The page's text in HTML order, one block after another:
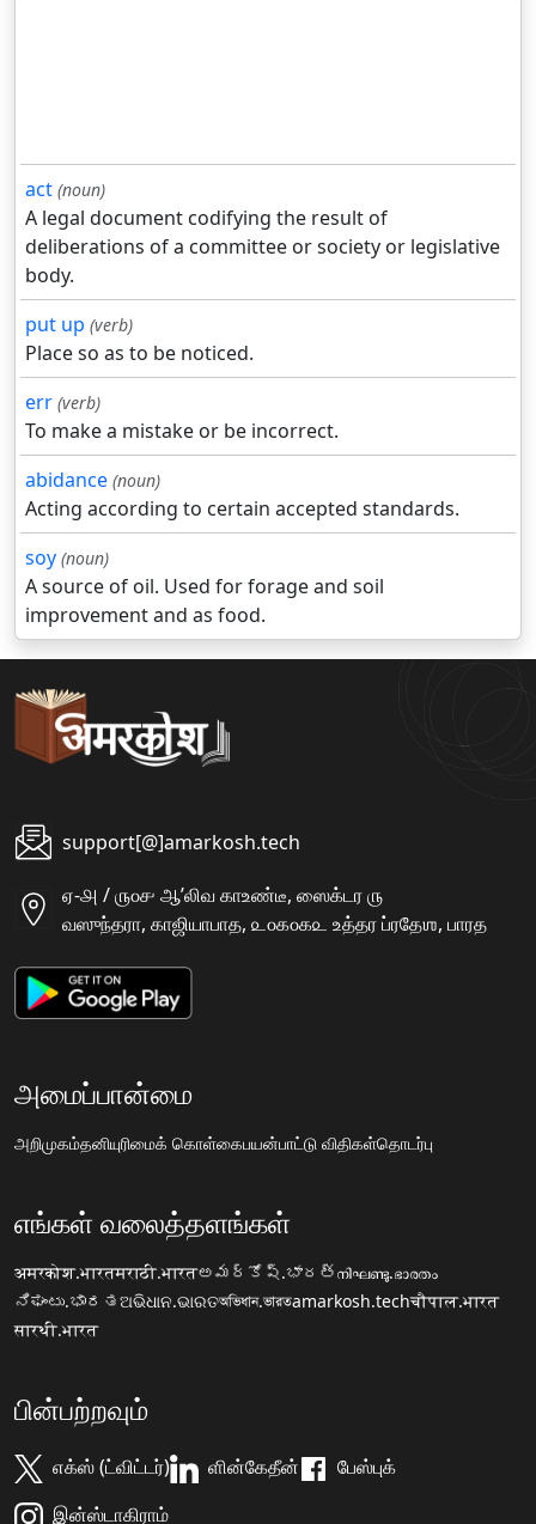
act (noun)
A legal document codifying the result of
deliberations of a committee or society or legislative
body.
put up (verb)
Place so as to be noticed.
err (verb)
To make a mistake or be incorrect.
abidance (noun)
Acting according to certain accepted standards.
soy (noun)
A source of oil. Used for forage and soil
improvement and as food.
support[@]amarkosh.tech
ஏ-௮ / ௫௦௪ ஆʼலிவ காஉண்டீ, ஸைக்டர ௫
வஸுந்தரா, காஜியாபாத, ௨௦௧௦௧௨ உத்தர ப்ரதேஶ, பாரத
அமைப்பான்மை
அறிமுகம்தனியுரிமைக் கொள்கைபயன்பாட்டு விதிகள்தொடர்பு
எங்கள் வலைத்தளங்கள்
अमरकोश.भारतमराठी.भारतఅమర్కోష్.భారత్നിഘണ്ടു.ഭാരതം
ನಿಘಂಟು.ಭಾರತଅଭିଧାନ.ଭାରତঅভিধান.ভারতamarkosh.techचौपाल.भारत
सारथी.भारत
பின்பற்றவும்
எக்ஸ் (ட்விட்டர்) ளின்கேதீன்
பேஸ்புக்
இன்ஸ்டாகிராம்